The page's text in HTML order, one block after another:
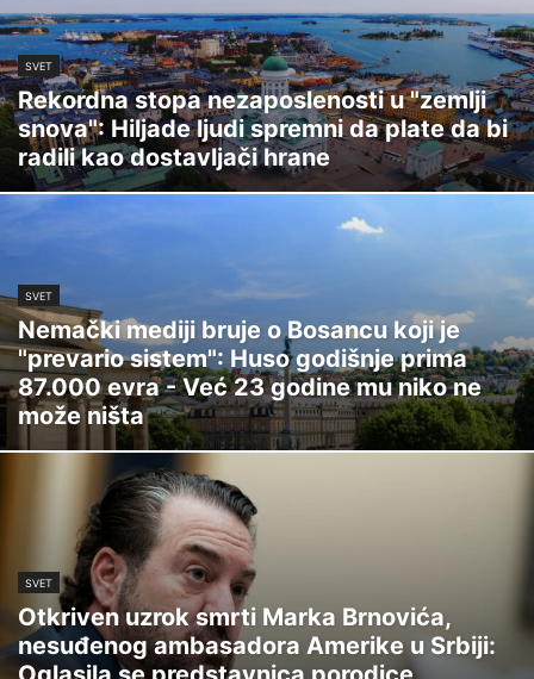
SVET
Rekordna stopa nezaposlenosti u "zemlji
snova": Hiljade ljudi spremni da plate da bi
radili kao dostavljači hrane
SVET
Nemački mediji bruje o Bosancu koji je
"prevario sistem": Huso godišnje prima
87.000 evra - Već 23 godine mu niko ne
može ništa
SVET
Otkriven uzrok smrti Marka Brnovića,
nesuđenog ambasadora Amerike u Srbiji: